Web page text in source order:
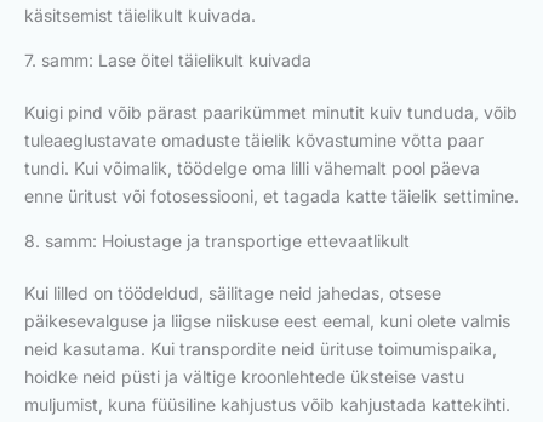
käsitsemist täielikult kuivada.
7. samm: Lase õitel täielikult kuivada
Kuigi pind võib pärast paarikümmet minutit kuiv tunduda, võib
tuleaeglustavate omaduste täielik kõvastumine võtta paar
tundi. Kui võimalik, töödelge oma lilli vähemalt pool päeva
enne üritust või fotosessiooni, et tagada katte täielik settimine.
8. samm: Hoiustage ja transportige ettevaatlikult
Kui lilled on töödeldud, säilitage neid jahedas, otsese
päikesevalguse ja liigse niiskuse eest eemal, kuni olete valmis
neid kasutama. Kui transpordite neid ürituse toimumispaika,
hoidke neid püsti ja vältige kroonlehtede üksteise vastu
muljumist, kuna füüsiline kahjustus võib kahjustada kattekihti.